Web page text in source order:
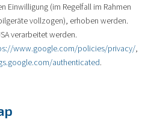
Einwilligung (im Regelfall im Rahmen
vollzogen), erhoben werden.
verarbeitet werden.
www.google.com/policies/privacy/,
authenticated.